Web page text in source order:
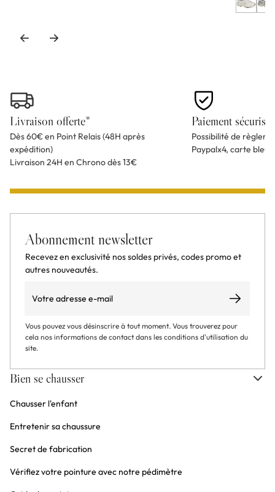
Livraison offerte*
Dès 60€ en Point Relais (48H après
expédition)
Livraison 24H en Chrono dès 13€
Paiement sécurisé
Possibilité de
Paypalx4, carte
Abonnement newsletter
Recevez en exclusivité nos soldes privés, codes promo et
autres nouveautés.
S’abonner
Vous pouvez vous désinscrire à tout moment. Vous trouverez pour
cela nos informations de contact dans les conditions d'utilisation du
site.
Bien se chausser
Chausser l'enfant
Entretenir sa chaussure
Secret de fabrication
Vérifiez votre pointure avec notre pédimètre